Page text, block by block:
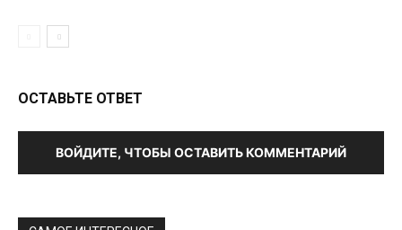
ОСТАВЬТЕ ОТВЕТ
ВОЙДИТЕ, ЧТОБЫ ОСТАВИТЬ КОММЕНТАРИЙ